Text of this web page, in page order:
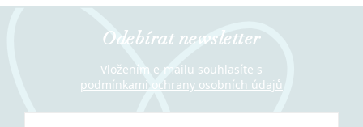
Odebírat newsletter
Vložením e-mailu souhlasíte s
podmínkami ochrany osobních údajů